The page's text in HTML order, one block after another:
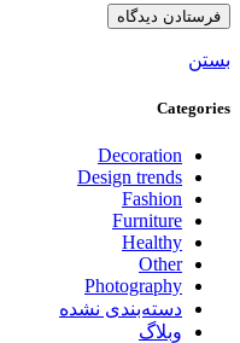
بستن
Categories
Decoration
Design trends
Fashion
Furniture
Healthy
Other
Photography
دسته‌بندی نشده
وبلاگ